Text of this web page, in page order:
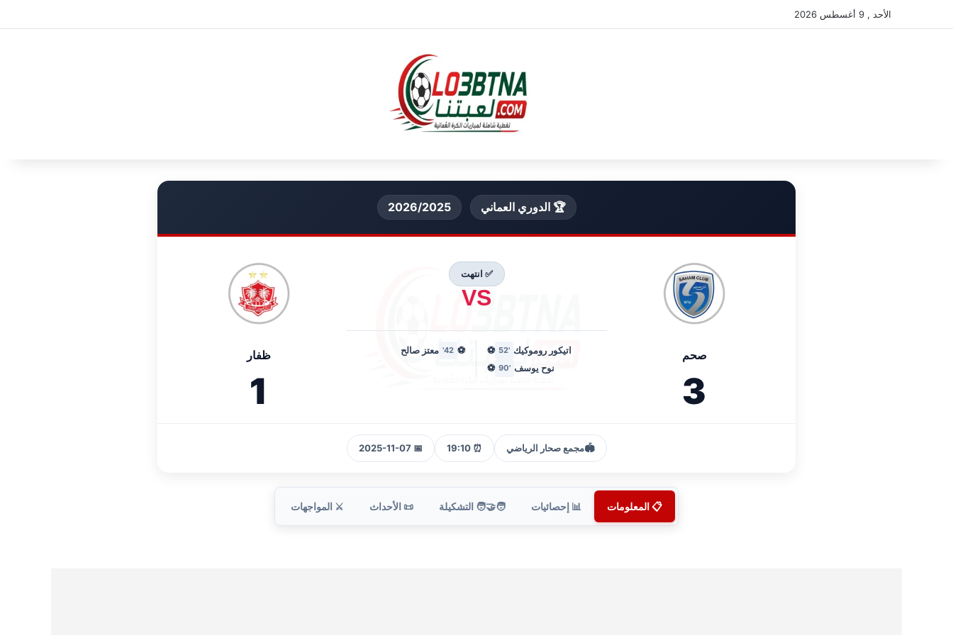
الأحد , 9 أغسطس 2026
🏆 الدوري العماني 2026/2025
صحم
3
✅ انتهت
VS
اتيكور روموكيك '52
⚽
نوح يوسف '90
⚽
⚽
42' معتز صالح ظفار
1
🏟️مجمع صحار الرياضي ⏰ 19:10
📅 2025-11-07
📋 المعلومات 📊 إحصائيات 🧑‍🤝‍🧑 التشكيلة 📜 الأحداث ⚔️ المواجهات